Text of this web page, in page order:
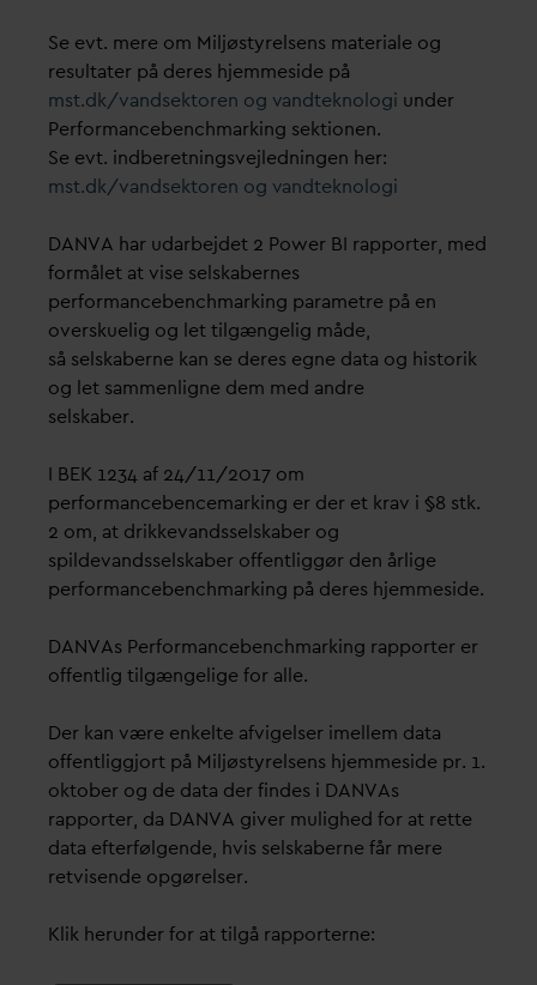
Se evt. mere om Miljøstyrelsens materiale og
resultater på deres hjemmeside på
mst.dk/vandsektoren og vandteknologi under
Performancebenchmarking sektionen.
Se evt. indberetningsvejledningen her:
mst.dk/vandsektoren og vandteknologi
DANVA har udarbejdet 2 Power BI rapporter, med
formålet at vise selskabernes
performancebenchmarking parametre på en
overskuelig og let tilgængelig måde,
så selskaberne kan se deres egne data og historik
og let sammenligne dem med andre
selskaber.
I BEK 1234 af 24/11/2017 om
performancebencemarking er der et krav i §8 stk.
2 om, at drikkevandsselskaber og
spildevandsselskaber offentliggør den årlige
performancebenchmarking på deres hjemmeside.
DANVAs Performancebenchmarking rapporter er
offentlig tilgængelige for alle.
Der kan være enkelte afvigelser imellem data
offentliggjort på Miljøstyrelsens hjemmeside pr. 1.
oktober og de data der findes i DANVAs
rapporter, da DANVA giver mulighed for at rette
data efterfølgende, hvis selskaberne får mere
retvisende opgørelser.
Klik herunder for at tilgå rapporterne: